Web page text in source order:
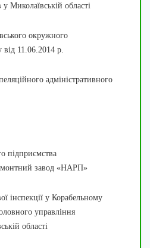
Миколаївській області
окружного
від 11.06.2014 р.
адміністративного
підприємства
завод «НАРП»
інспекції у Корабельному
управління
області